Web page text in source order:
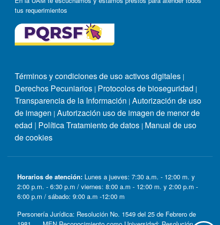
tus requerimientos
Términos y condiciones de uso activos digitales |
Derechos Pecuniarios | Protocolos de bioseguridad |
Transparencia de la Información | Autorización de uso
de imagen | Autorización uso de imagen de menor de
edad | Política Tratamiento de datos | Manual de uso
de cookies
Horarios de atención: Lunes a jueves: 7:30 a.m. - 12:00 m. y
2:00 p.m. - 6:30 p.m / viernes: 8:00 a.m - 12:00 m. y 2:00 p.m -
6:00 p.m / sábado: 9:00 a.m -12:00 m
Personería Jurídica: Resolución No. 1549 del 25 de Febrero de